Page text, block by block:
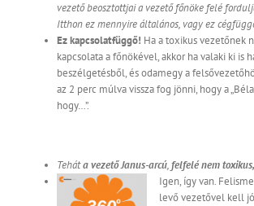
vezető beosztottjai a vezető főnöke felé
Itthon ez mennyire általános, vagy ez
Ez kapcsolatfüggő! Ha a toxikus vezetőnek
kapcsolata a főnökével, akkor ha valaki ki is
beszélgetésből, és odamegy a
az 2 perc múlva vissza fog jönni, hogy a
hogy…”.
Teháta vezető Janus-arcú,felfelé nem
Igen, így van.
levő vezetővel kell